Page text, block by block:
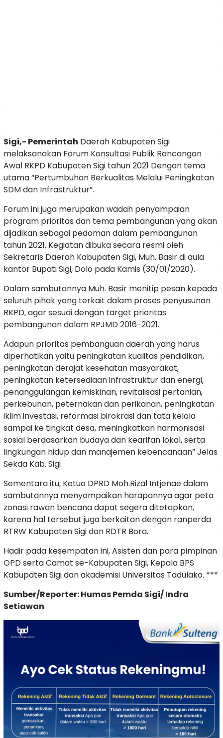
Sigi,- Pemerintah Daerah Kabupaten Sigi
melaksanakan Forum Konsultasi Publik Rancangan
Awal RKPD Kabupaten Sigi tahun 2021 Dengan tema
utama “Pertumbuhan Berkualitas Melalui Peningkatan
SDM dan Infrastruktur”.
Forum ini juga merupakan wadah penyampaian
program prioritas dan tema pembangunan yang akan
dijadikan sebagai pedoman dalam pembangunan
tahun 2021. Kegiatan dibuka secara resmi oleh
Sekretaris Daerah Kabupaten Sigi, Muh. Basir di aula
kantor Bupati Sigi, Dolo pada Kamis (30/01/2020).
Dalam sambutannya Muh. Basir menitip pesan kepada
seluruh pihak yang terkait dalam proses penyusunan
RKPD, agar sesuai dengan target prioritas
pembangunan dalam RPJMD 2016-2021.
Adapun prioritas pembanguan daerah yang harus
diperhatikan yaitu peningkatan kualitas pendidikan,
peningkatan derajat kesehatan masyarakat,
peningkatan ketersediaan infrastruktur dan energi,
penanggulangan kemiskinan, revitalisasi pertanian,
perkebunan, peternakan dan perikanan, peningkatan
iklim investasi, reformasi birokrasi dan tata kelola
sampai ke tingkat desa, meningkatkan harmonisasi
sosial berdasarkan budaya dan kearifan lokal, serta
lingkungan hidup dan manajemen kebencanaan” Jelas
Sekda Kab. Sigi
Sementara itu, Ketua DPRD Moh.Rizal Intjenae dalam
sambutannya menyampaikan harapannya agar peta
zonasi rawan bencana dapat segera ditetapkan,
karena hal tersebut juga berkaitan dengan ranperda
RTRW Kabupaten Sigi dan RDTR Bora.
Hadir pada kesempatan ini, Asisten dan para pimpinan
OPD serta Camat se-Kabupaten Sigi, Kepala BPS
Kabupaten Sigi dan akademisi Universitas Tadulako. ***
Sumber/Reporter: Humas Pemda Sigi/ Indra
Setiawan